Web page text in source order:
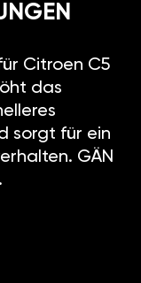
Citroen C5
das
sorgt für ein
GÄN